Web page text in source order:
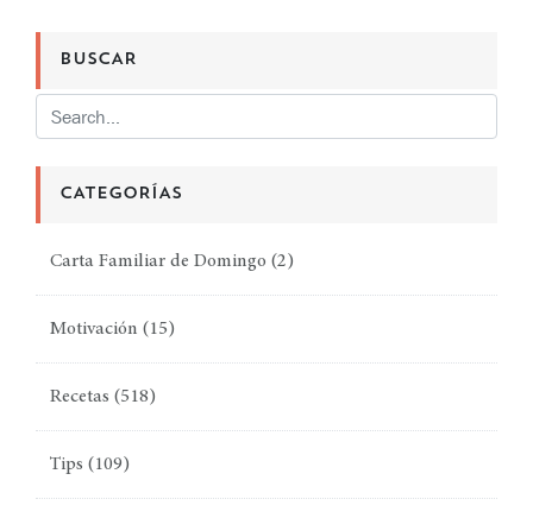
BUSCAR
CATEGORÍAS
Carta Familiar de Domingo (2)
Motivación (15)
Recetas (518)
Tips (109)